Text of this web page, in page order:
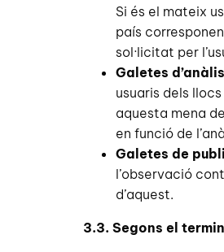
Si és el mateix
país
sol·licitat per
Galetes
usuaris dels
aquesta mena
en funció de
Galetes de
l’observació
d’aquest.
3.3. Segons el